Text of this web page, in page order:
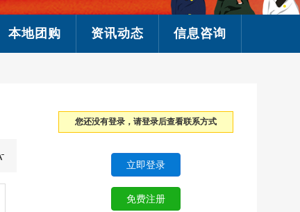
本地团购 资讯动态 信息咨询
您还没有登录，请登录后查看联系方式